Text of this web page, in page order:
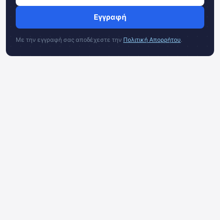
Εγγραφή
Με την εγγραφή σας αποδέχεστε την Πολιτική Απορρήτου.